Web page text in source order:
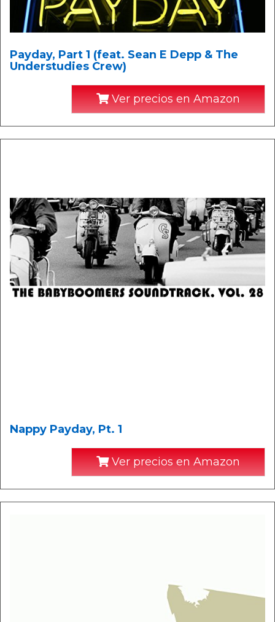
Payday, Part 1 (feat. Sean E Depp & The
Understudies Crew)
Ver precios en Amazon
Nappy Payday, Pt. 1
Ver precios en Amazon